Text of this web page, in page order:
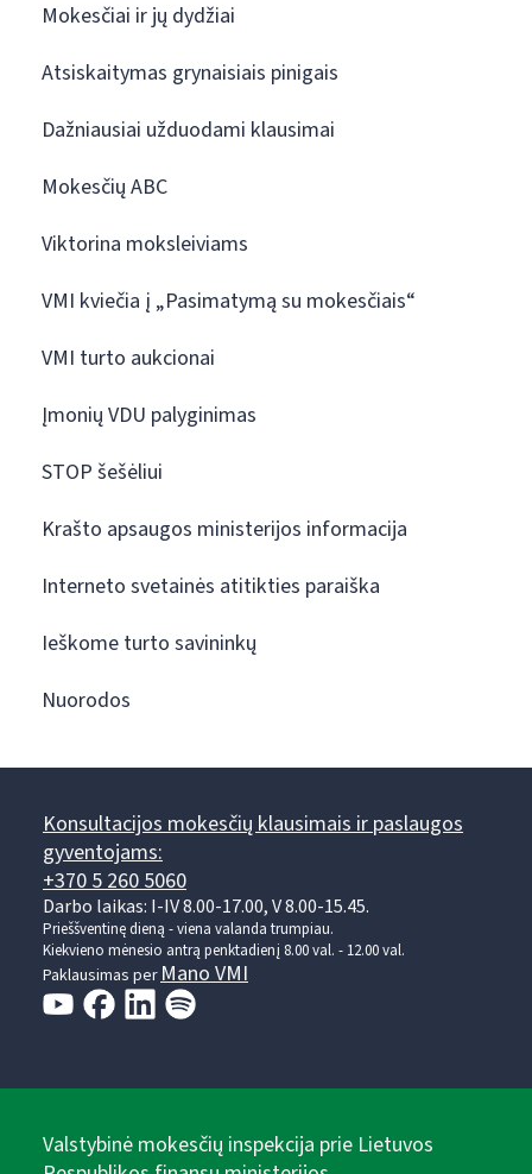
Mokesčiai ir jų dydžiai
Atsiskaitymas grynaisiais pinigais
Dažniausiai užduodami klausimai
Mokesčių ABC
Viktorina moksleiviams
VMI kviečia į „Pasimatymą su mokesčiais“
VMI turto aukcionai
Įmonių VDU palyginimas
STOP šešėliui
Krašto apsaugos ministerijos informacija
Interneto svetainės atitikties paraiška
Ieškome turto savininkų
Nuorodos
Konsultacijos mokesčių klausimais ir paslaugos
gyventojams:
+370 5 260 5060
Darbo laikas: I-IV 8.00-17.00, V 8.00-15.45.
Prieššventinę dieną - viena valanda trumpiau.
Kiekvieno mėnesio antrą penktadienį 8.00 val. - 12.00 val.
Paklausimas perMano VMI
Valstybinė mokesčių inspekcija prie Lietuvos